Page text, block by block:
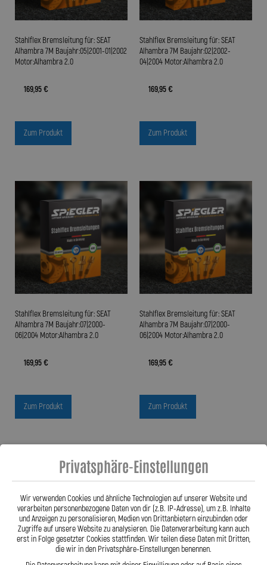
Stahlflex Bremsleitung für: SEAT
Alhambra 7M Baujahr:05|2001-01|2002
Motor:Alhambra 2.0
169,95 €
Zum Produkt
Stahlflex Bremsleitung für: SEAT
Alhambra 7M Baujahr:02|2002-
04|2004 Motor:Alhambra 2.0
169,95 €
Zum Produkt
Stahlflex Bremsleitung für: SEAT
Alhambra 7M Baujahr:07|2000-
06|2004 Motor:Alhambra 2.0
169,95 €
Zum Produkt
Stahlflex Bremsleitung für: SEAT
Alhambra 7M Baujahr:07|2000-
06|2004 Motor:Alhambra 2.0
169,95 €
Zum Produkt
Privatsphäre-Einstellungen
Wir verwenden Cookies und ähnliche Technologien auf unserer Website und
verarbeiten personenbezogene Daten von dir (z.B. IP-Adresse), um z.B. Inhalte
und Anzeigen zu personalisieren, Medien von Drittanbietern einzubinden oder
Zugriffe auf unsere Website zu analysieren. Die Datenverarbeitung kann auch
erst in Folge gesetzter Cookies stattfinden. Wir teilen diese Daten mit Dritten,
die wir in den Privatsphäre-Einstellungen benennen.